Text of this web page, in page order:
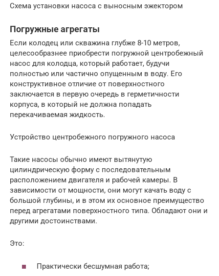
Схема установки насоса с выносным эжектором
Погружные агрегаты
Если колодец или скважина глубже 8-10 метров,
целесообразнее приобрести погружной центробежный
насос для колодца, который работает, будучи
полностью или частично опущенным в воду. Его
конструктивное отличие от поверхностного
заключается в первую очередь в герметичности
корпуса, в который не должна попадать
перекачиваемая жидкость.
Устройство центробежного погружного насоса
Такие насосы обычно имеют вытянутую
цилиндрическую форму с последовательным
расположением двигателя и рабочей камеры. В
зависимости от мощности, они могут качать воду с
большой глубины, и в этом их основное преимущество
перед агрегатами поверхностного типа. Обладают они и
другими достоинствами.
Это:
Практически бесшумная работа;